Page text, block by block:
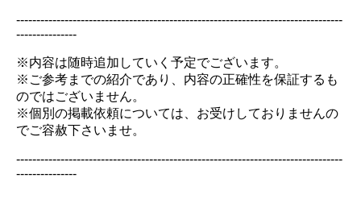
---------------------------------------------------------------------------------
---------------
※内容は随時追加していく予定でございます。
※ご参考までの紹介であり、内容の正確性を保証するも
のではございません。
※個別の掲載依頼については、お受けしておりませんの
でご容赦下さいませ。
---------------------------------------------------------------------------------
---------------